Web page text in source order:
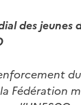
des jeunes
la Fédération